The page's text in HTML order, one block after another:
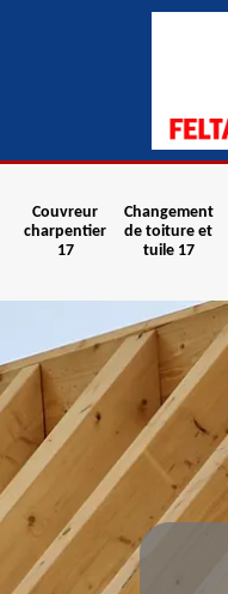
Couvreur
charpentier
17
Changement
de toiture et
tuile 17